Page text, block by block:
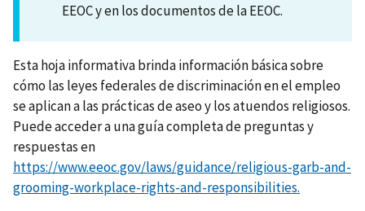
EEOC y en los documentos de la EEOC.
Esta hoja informativa brinda información básica sobre
cómo las leyes federales de discriminación en el empleo
se aplican a las prácticas de aseo y los atuendos religiosos.
Puede acceder a una guía completa de preguntas y
respuestas en
https://www.eeoc.gov/laws/guidance/religious-garb-and-
grooming-workplace-rights-and-responsibilities.